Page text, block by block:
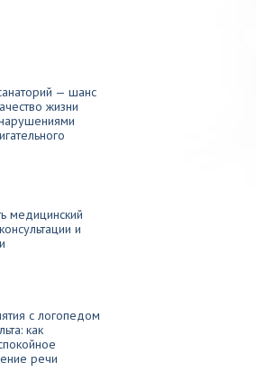
— шанс
жизни
медицинский
и
с логопедом
как
речи